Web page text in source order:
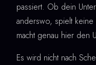
passiert. Ob dein
anderswo, spielt
macht genau hier den
Es wird nicht nach